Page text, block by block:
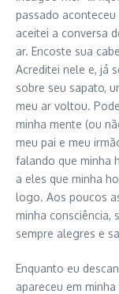
passado
aceitei a conversa
ar. Encoste sua
Acreditei nele e, já
sobre seu sapato,
meu ar voltou.
minha mente (ou
meu pai e meu
falando que minha
a eles que minha
logo. Aos poucos
minha consciência,
sempre alegres e
Enquanto eu
apareceu em